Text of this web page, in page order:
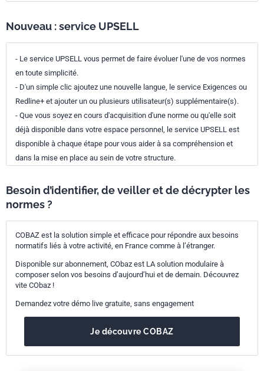
Nouveau : service UPSELL
- Le service UPSELL vous permet de faire évoluer l'une de vos normes
en toute simplicité.
- D'un simple clic ajoutez une nouvelle langue, le service Exigences ou
Redline+ et ajouter un ou plusieurs utilisateur(s) supplémentaire(s).
- Que vous soyez en cours d'acquisition d'une norme ou qu'elle soit
déjà disponible dans votre espace personnel, le service UPSELL est
disponible à chaque étape pour vous aider à sa compréhension et
dans la mise en place au sein de votre structure.
Besoin d’identifier, de veiller et de décrypter les
normes ?
COBAZ est la solution simple et efficace pour répondre aux besoins
normatifs liés à votre activité, en France comme à l’étranger.
Disponible sur abonnement, CObaz est LA solution modulaire à
composer selon vos besoins d’aujourd’hui et de demain. Découvrez
vite CObaz !
Demandez votre démo live gratuite, sans engagement
Je découvre COBAZ